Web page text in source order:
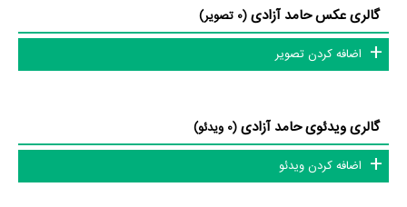
است که توانست با مهارتش، جای خود را میان اهالی فضای سینما مطرح
کند. حامد آزادی توانست با فعالیت در
با اینکه حامد آزادی را بیشتر بعنوان مدیر تولید می‌شناسیم، اما در حرفه‌های
دیگر نیز فعال بوده است. حامد آزادی علاوه‌بر مدیر تولید به‌عنوان بازیگر نیز
گالری عکس حامد آزادی(0 تصویر)
اضافه کردن تصویر
گالری ویدئوی حامد آزادی(0 ویدئو)
اضافه کردن ویدئو